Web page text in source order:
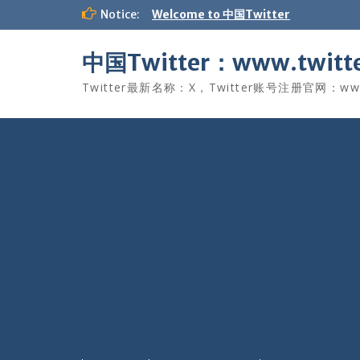
Notice: Welcome to 中国Twitter
中国Twitter：
Twitter最新名称：X，Twitter账号注册官网：